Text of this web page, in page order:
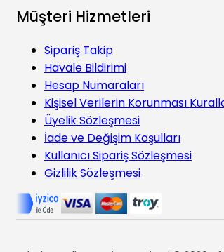
Müşteri Hizmetleri
Sipariş Takip
Havale Bildirimi
Hesap Numaraları
Kişisel Verilerin Korunması
Üyelik Sözleşmesi
İade ve Değişim Koşulları
Kullanıcı Sipariş Sözleşmesi
Gizlilik Sözleşmesi